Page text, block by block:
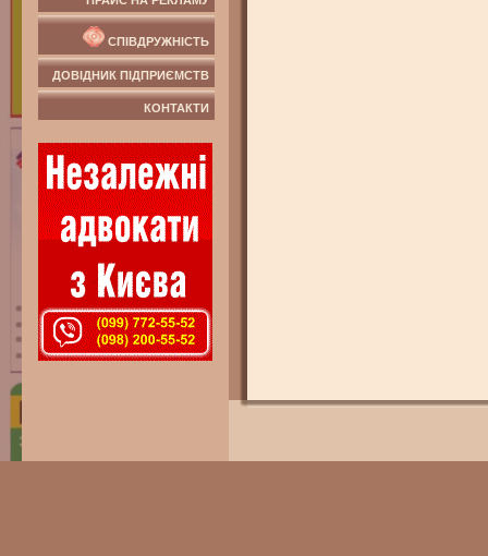
СПІВДРУЖНІСТЬ
ДОВІДНИК ПІДПРИЄМСТВ
КОНТАКТИ